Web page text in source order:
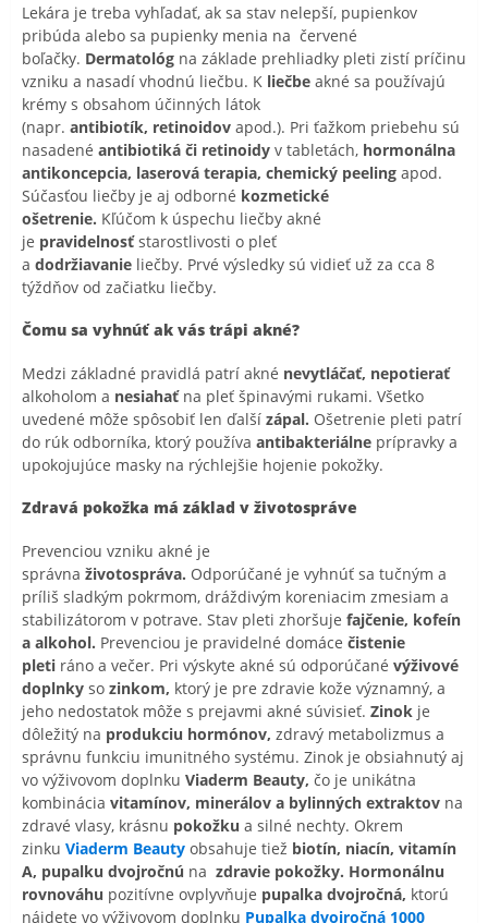
Lekára je treba vyhľadať, ak sa stav nelepší, pupienkov
pribúda alebo sa pupienky menia na červené
boľačky. Dermatológ na základe prehliadky pleti zistí príčinu
vzniku a nasadí vhodnú liečbu. K liečbe akné sa používajú
krémy s obsahom účinných látok
(napr. antibiotík, retinoidov apod.). Pri ťažkom priebehu sú
nasadené antibiotiká či retinoidy v tabletách, hormonálna
antikoncepcia, laserová terapia, chemický peeling apod.
Súčasťou liečby je aj odborné kozmetické
ošetrenie. Kľúčom k úspechu liečby akné
je pravidelnosťstarostlivosti o pleť
a dodržiavanie liečby. Prvé výsledky sú vidieť už za cca 8
týždňov od začiatku liečby.
Čomu sa vyhnúť ak vás trápi akné?
Medzi základné pravidlá patrí akné nevytláčať, nepotierať
alkoholom a nesiahaťna pleť špinavými rukami. Všetko
uvedené môže spôsobiť len ďalší zápal. Ošetrenie pleti patrí
do rúk odborníka, ktorý používa antibakteriálne prípravky a
upokojujúce masky na rýchlejšie hojenie pokožky.
Zdravá pokožka má základ v životospráve
Prevenciou vzniku akné je
správna životospráva. Odporúčané je vyhnúť sa tučným a
príliš sladkým pokrmom, dráždivým koreniacim zmesiam a
stabilizátorom v potrave. Stav pleti zhoršuje fajčenie, kofeín
a alkohol. Prevenciou je pravidelné domáce čistenie
pleti ráno a večer. Pri výskyte akné sú odporúčané výživové
doplnky so zinkom, ktorý je pre zdravie kože významný, a
jeho nedostatok môže s prejavmi akné súvisieť. Zinok je
dôležitý na produkciu hormónov, zdravý metabolizmus a
správnu funkciu imunitného systému. Zinok je obsiahnutý aj
vo výživovom doplnku Viaderm Beauty, čo je unikátna
kombinácia vitamínov, minerálov a bylinných extraktov na
zdravé vlasy, krásnu pokožku a silné nechty. Okrem
zinku Viaderm Beauty obsahuje tiež biotín, niacín, vitamín
A, pupalku dvojročnú na zdravie pokožky. Hormonálnu
rovnováhu pozitívne ovplyvňuje pupalka dvojročná, ktorú
nájdete vo výživovom doplnku Pupalka dvojročná 1000